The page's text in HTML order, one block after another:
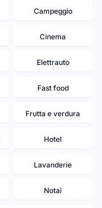
Campeggio
Cinema
Elettrauto
Fast food
Frutta e verdura
Hotel
Lavanderie
Notai